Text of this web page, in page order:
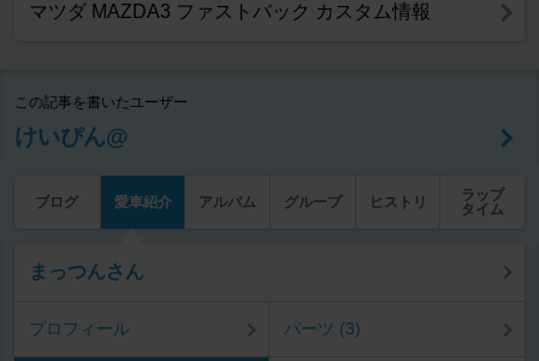
マツダ MAZDA3 ファストバック カスタム情報
この記事を書いたユーザー
けいぴん@
ブログ 愛車紹介 アルバム グループ ヒストリ
ラップ
タイム
まっつんさん
プロフィール パーツ (3)